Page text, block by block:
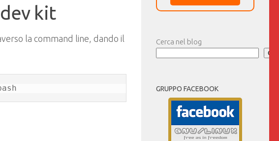
kit
la command line, dando il
Cerca nel blog
GRUPPO FACEBOOK